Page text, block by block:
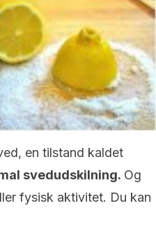
en tilstand kaldet
svedudskilning. Og
fysisk aktivitet. Du kan